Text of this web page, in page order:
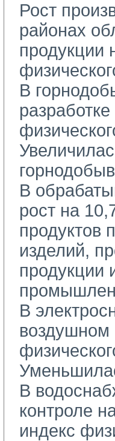
Рост
районах
продукции
В
В
рост на
продуктов
изделий,
продукции
В
воздушном
В
контроле
индекс